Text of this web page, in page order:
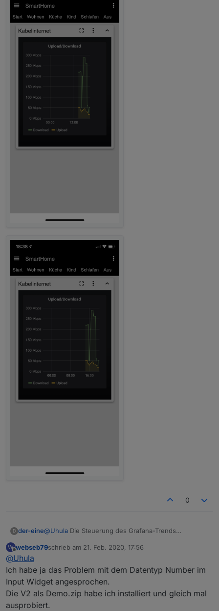
0
D der-eine@Uhula Die Steuerung des Grafana-Trends
aus der Demo raus kopiert und nur den Link
beim aufrufen der Seite den Trend nicht in voller
breite an. Sobald ich das Bild vergrössere mit dem
Fullscreen Button und wieder verkleinere wird es
richtig dargestellt. Hast Du eine Idee woran das liegt?
VG
W
Offline
webseb79schrieb am 21. Feb. 2020, 17:56
zuletzt editiert von
@Uhula
Ich habe ja das Problem mit dem Datentyp Number im
Input Widget angesprochen.
Die V2 als Demo.zip habe ich installiert und gleich mal
ausprobiert.